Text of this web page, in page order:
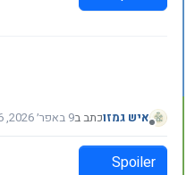
מנותק
איש גמזוכתב ב9 באפר׳ 2026, 19:26
נערך לאחרונה על ידי
Spoiler